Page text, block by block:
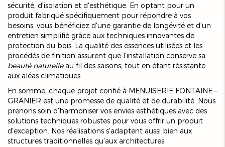
sécurité, d'isolation et d'esthétique. En optant pour un
produit fabriqué spécifiquement pour répondre à vos
besoins, vous bénéficiez d'une garantie de longévité et d'un
entretien simplifié grâce aux techniques innovantes de
protection du bois. La qualité des essences utilisées et les
procédés de finition assurent que l'installation conserve sa
beauté naturelleau fil des saisons, tout en étant résistante
aux aléas climatiques.
En somme, chaque projet confié à MENUISERIE FONTAINE –
GRANIER est une promesse de qualité et de durabilité. Nous
prenons soin d'harmoniser vos envies esthétiques avec des
solutions techniques robustes pour vous offrir un produit
d'exception. Nos réalisations s'adaptent aussi bien aux
structures traditionnelles qu'aux architectures